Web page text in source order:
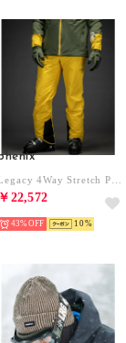
￥22,572
43% 10